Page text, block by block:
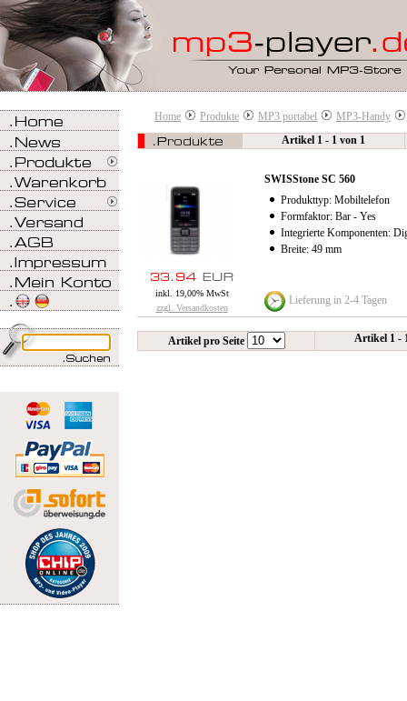
Home Produkte MP3 portabel
MP3-Handy
Artikel 1 - 1 von 1
SWISStone SC 560
Produkttyp: Mobiltelefon
Formfaktor: Bar - Yes
Integrierte Komponenten:
Breite: 49 mm
inkl. 19,00% MwSt
zzgl. Versandkosten
Lieferung in 2-4 Tagen
Artikel pro Seite Artikel 1 -